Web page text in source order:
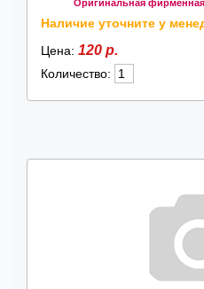
Оригинальная
Наличие уточните у
Цена: 120 р.
Количество: